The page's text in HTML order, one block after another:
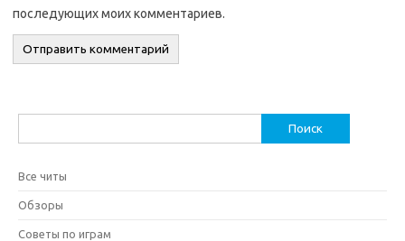
последующих моих комментариев.
Все читы
Обзоры
Советы по играм